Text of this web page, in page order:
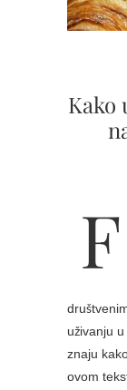
Kako
Francuski način života poznat je
uživanju
znaju
ovom